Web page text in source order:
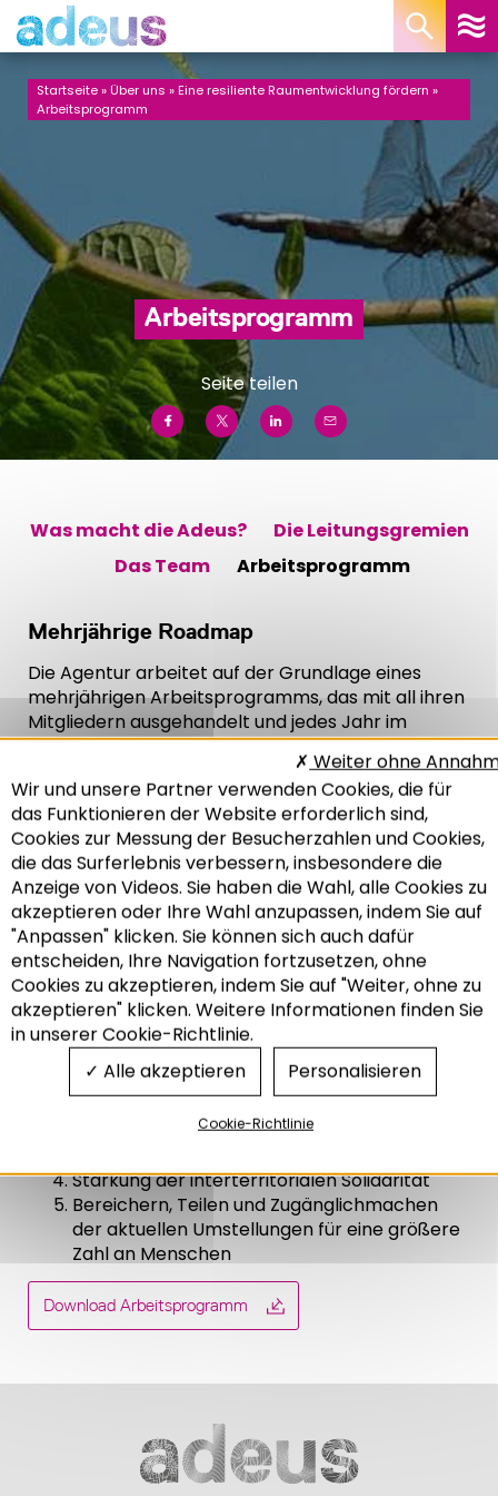
Recherche
Startseite»Über uns »Eine resiliente Raumentwicklung fördern »
Arbeitsprogramm
Arbeitsprogramm
Seite teilen
Was macht die Adeus?
Die Leitungsgremien
Das Team Arbeitsprogramm
Mehrjährige Roadmap
Die Agentur arbeitet auf der Grundlage eines
mehrjährigen Arbeitsprogramms, das mit all ihren
Mitgliedern ausgehandelt und jedes Jahr im
Dezember jeweils für das nächste Jahr bestätigt
wird. In diesem Arbeitsprogramm werden künftig
mehrjährige Schwerpunkte formuliert, die
alljährlich angepasst werden. Dies sorgt für mehr
Flexibilität, um den spezifischen Anforderungen
der Mitglieder gerecht zu werden.
Das nächste Partnerarbeitsprogramm wird
die fünf folgenden Schwerpunkte enthalten:
Begleitung der Dekarbonisierung der Gebiete
Neukonzipierung der städtischen und
ländlichen Räume zur Berücksichtigung der
Grundstücksknappheit
der Regionen und an die Vorstellungen der
Stärkung der interterritorialen Solidarität
Bereichern, Teilen und Zugänglichmachen
der aktuellen Umstellungen für eine größere
Zahl an Menschen
Download Arbeitsprogramm
Cookie-Einstellungen
Wir und unsere Partner verwenden Cookies, die für
das Funktionieren der Website erforderlich sind,
Cookies zur Messung der Besucherzahlen und Cookies,
die das Surferlebnis verbessern, insbesondere die
Anzeige von Videos. Sie haben die Wahl, alle Cookies zu
akzeptieren oder Ihre Wahl anzupassen, indem Sie auf
"Anpassen" klicken. Sie können sich auch dafür
entscheiden, Ihre Navigation fortzusetzen, ohne
Cookies zu akzeptieren, indem Sie auf "Weiter, ohne zu
akzeptieren" klicken. Weitere Informationen finden Sie
in unserer Cookie-Richtlinie.
Alle akzeptieren
Weiter ohne
Personalisieren
Cookie-Richtlinie